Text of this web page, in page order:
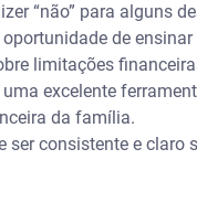
“não” para alguns
de ensinar
limitações
excelente
da família.
ser consistente e claro